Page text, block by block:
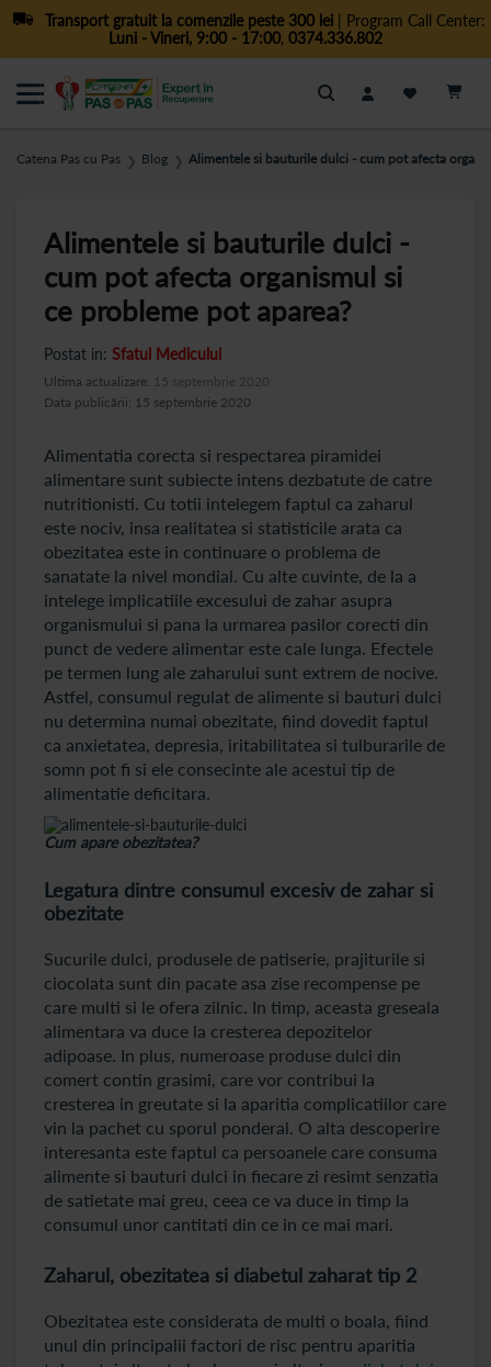
Transport gratuit la comenzile peste 300 lei| Program Call Center:
Luni - Vineri, 9:00 - 17:00, 0374.336.802
Cautare
Catena Pas cu Pas ❯ Blog ❯ Alimentele si bauturile dulci - cum pot afecta
Alimentele si bauturile dulci -
cum pot afecta organismul si
ce probleme pot aparea?
Postat in: Sfatul Medicului
Data publicării: 15 septembrie 2020
Ultima actualizare: 15 septembrie 2020
Alimentatia corecta si respectarea piramidei
alimentare sunt subiecte intens dezbatute de catre
nutritionisti. Cu totii intelegem faptul ca zaharul
este nociv, insa realitatea si statisticile arata ca
obezitatea este in continuare o problema de
sanatate la nivel mondial. Cu alte cuvinte, de la a
intelege implicatiile excesului de zahar asupra
organismului si pana la urmarea pasilor corecti din
punct de vedere alimentar este cale lunga. Efectele
pe termen lung ale zaharului sunt extrem de nocive.
Astfel, consumul regulat de alimente si bauturi dulci
nu determina numai obezitate, fiind dovedit faptul
ca anxietatea, depresia, iritabilitatea si tulburarile de
somn pot fi si ele consecinte ale acestui tip de
alimentatie deficitara.
Cum apare obezitatea?
Legatura dintre consumul excesiv de zahar si
obezitate
Sucurile dulci, produsele de patiserie, prajiturile si
ciocolata sunt din pacate asa zise recompense pe
care multi si le ofera zilnic. In timp, aceasta greseala
alimentara va duce la cresterea depozitelor
adipoase. In plus, numeroase produse dulci din
comert contin grasimi, care vor contribui la
cresterea in greutate si la aparitia complicatiilor care
vin la pachet cu sporul ponderal. O alta descoperire
interesanta este faptul ca persoanele care consuma
alimente si bauturi dulci in fiecare zi resimt senzatia
de satietate mai greu, ceea ce va duce in timp la
consumul unor cantitati din ce in ce mai mari.
Zaharul, obezitatea si diabetul zaharat tip 2
Obezitatea este considerata de multi o boala, fiind
unul din principalii factori de risc pentru aparitia